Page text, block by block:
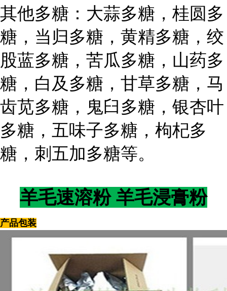
其他多糖：大蒜多糖，桂圆多
糖，当归多糖，黄精多糖，绞
股蓝多糖，苦瓜多糖，山药多
糖，白及多糖，甘草多糖，马
齿苋多糖，鬼臼多糖，银杏叶
多糖，五味子多糖，枸杞多
糖，刺五加多糖等。
羊毛速溶粉 羊毛浸膏粉
产品包装